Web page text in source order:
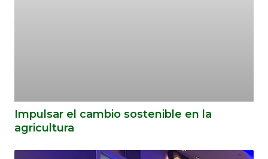
Impulsar el cambio sostenible en la
agricultura